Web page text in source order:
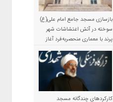
بازسازی مسجد جامع امام علی(ع)
سوخته در آتش اغتشاشات شهر
پرند با معماری منحصربه‌فرد آغاز
شد
کارکردهای چندگانه مسجد